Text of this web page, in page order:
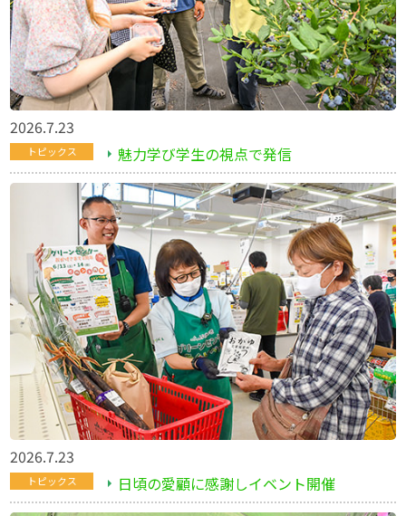
2026.7.23
トピックス 魅力学び学生の視点で発信
2026.7.23
トピックス 日頃の愛顧に感謝しイベント開催